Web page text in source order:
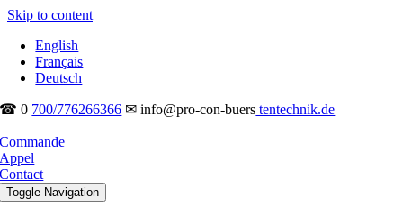
Skip to content
English
Français
Deutsch
☎ 0 700/776266366 ✉ info@pro-con-buers tentechnik.de
Commande
Appel
Contact
Toggle Navigation